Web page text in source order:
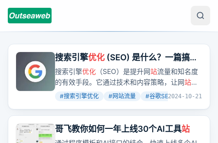
搜索引擎优化 (SEO) 是什么？一篇搞懂
谷歌SEO 基础观念
搜索引擎优化 （SEO）是提升网站流量和知名度
的有效手段。它通过技术和内容策略，让网站更
容易被搜索引擎收录并排名靠前。但SEO并非一
#搜索引擎优化 #网站流量 #谷歌SEO +2
2024-10-21
哥飞教你如何一年上线30个AI工具站